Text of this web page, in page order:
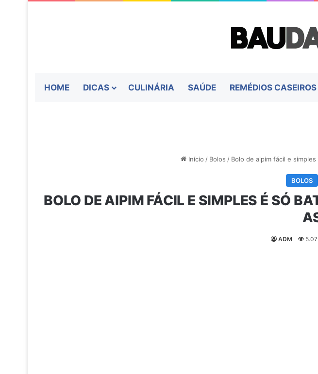
HOME DICAS CULINÁRIA SAÚDE REMÉDIOS CASEIROS
Início / Bolos / Bolo de aipim fácil e
BOLOS
BOLO DE AIPIM FÁCIL E SIMPLES É SÓ
ADM